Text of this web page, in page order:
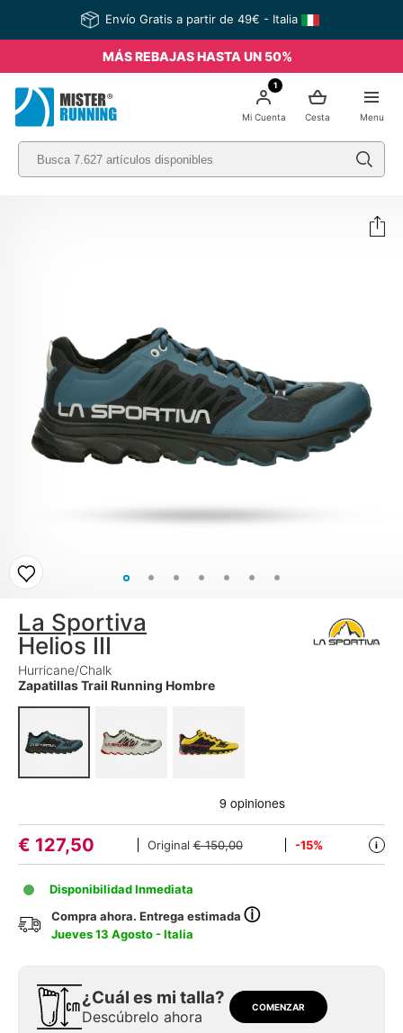
Envío Gratis a partir de 49€ - Italia
MÁS REBAJAS HASTA UN 50%
Menu
Cesta
1
Mi Cuenta
La Sportiva
Helios III
Hurricane/Chalk
Zapatillas Trail Running Hombre
€ 127,50 Original€ 150,00 -15% i
Disponibilidad Inmediata
Compra ahora. Entrega estimadaⓘ
Jueves 13 Agosto - Italia
¿Cuál es mi talla?
Descúbrelo ahora
COMENZAR